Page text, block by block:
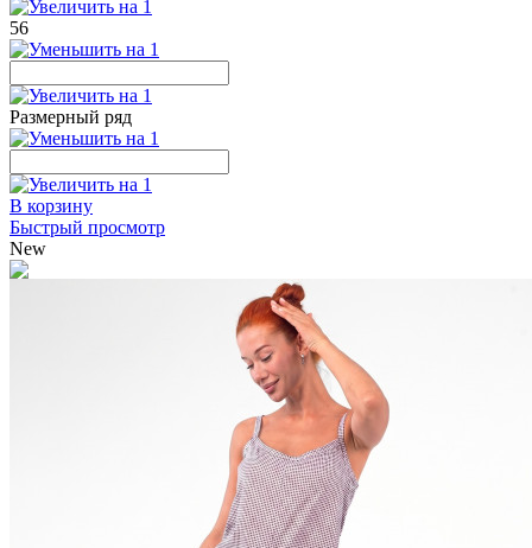
56
Размерный ряд
В корзину
Быстрый просмотр
New